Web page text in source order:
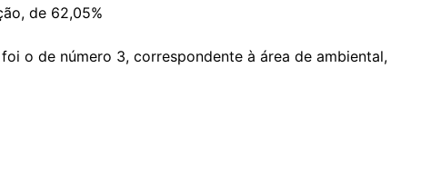
de 62,05%
o de número 3, correspondente à área de ambiental,